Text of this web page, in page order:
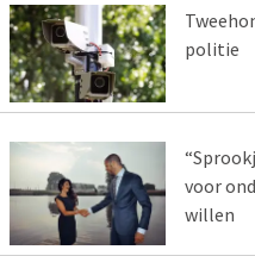
politie
voor
willen